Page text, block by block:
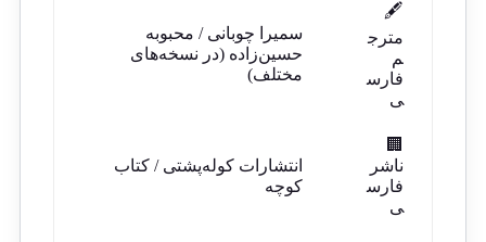
🖋️
مترج
م
فارس
ی
سمیرا چوبانی / محبوبه
حسین‌زاده (در نسخه‌های
مختلف)
🏢
ناشر
فارس
ی
انتشارات کوله‌پشتی / کتاب
کوچه